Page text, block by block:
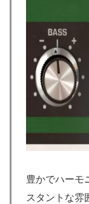
豊かでハーモ
スタントな雰